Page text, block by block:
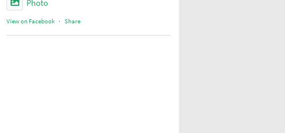
Photo
View on Facebook · Share